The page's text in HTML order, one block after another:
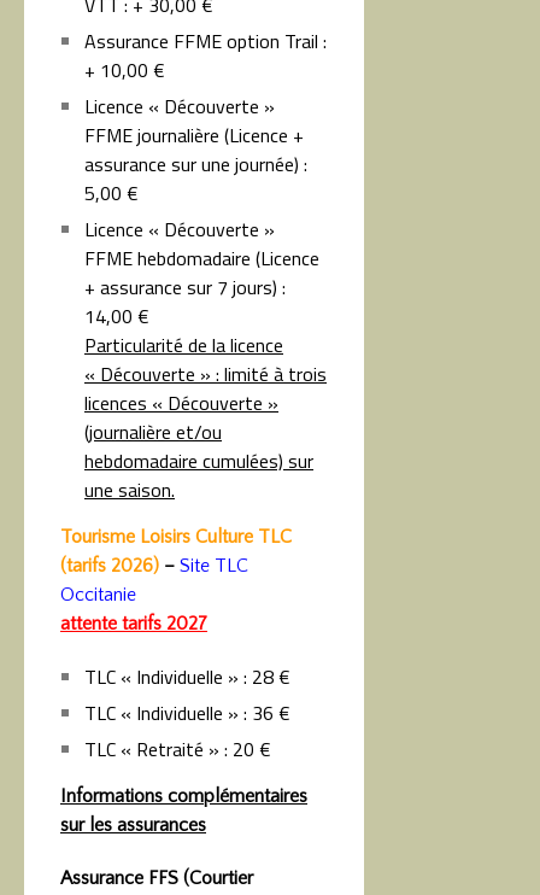
Assurance FFME option Trail :
+ 10,00 €
Licence « Découverte »
FFME journalière (Licence +
assurance sur une journée) :
5,00 €
Licence « Découverte »
FFME hebdomadaire (Licence
+ assurance sur 7 jours) :
14,00 €
Particularité de la licence
« Découverte » : limité à trois
licences « Découverte »
(journalière et/ou
hebdomadaire cumulées) sur
une saison.
Tourisme Loisirs Culture TLC
(tarifs 2026) – Site TLC
Occitanie
attente tarifs 2027
TLC « Individuelle » : 28 €
TLC « Individuelle » : 36 €
TLC « Retraité » : 20 €
Informations complémentaires
sur les assurances
Assurance FFS (Courtier